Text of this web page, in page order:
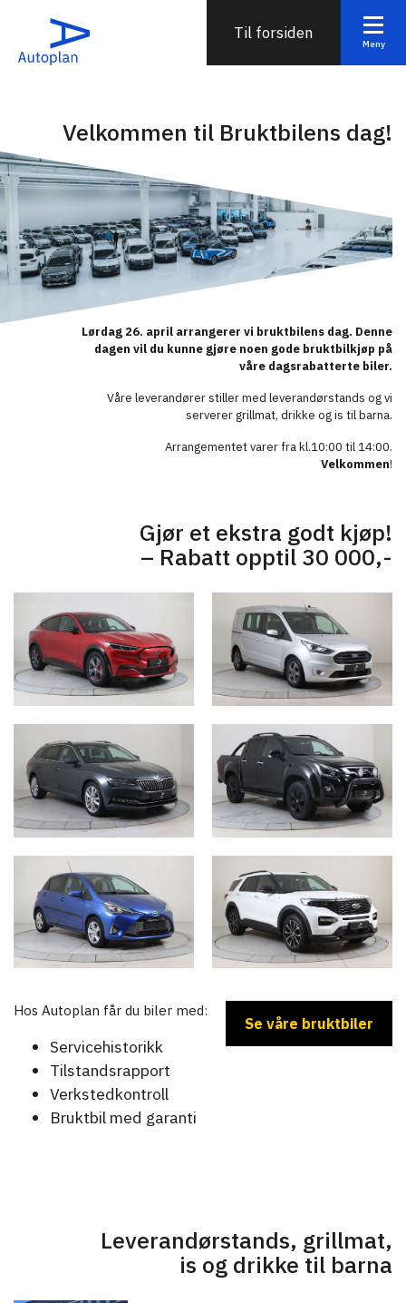
Til forsiden
Meny
Velkommen til Bruktbilens dag!
Lørdag 26. april arrangerer vi bruktbilens dag. Denne
dagen vil du kunne gjøre noen gode bruktbilkjøp på
våre dagsrabatterte biler.
Våre leverandører stiller med leverandørstands og vi
serverer grillmat, drikke og is til barna.
Arrangementet varer fra kl.10:00 til 14:00.
Velkommen!
Gjør et ekstra godt kjøp!
– Rabatt opptil 30 000,-
Se våre bruktbiler
Hos Autoplan får du biler med:
Servicehistorikk
Tilstandsrapport
Verkstedkontroll
Bruktbil med garanti
Leverandørstands, grillmat,
is og drikke til barna